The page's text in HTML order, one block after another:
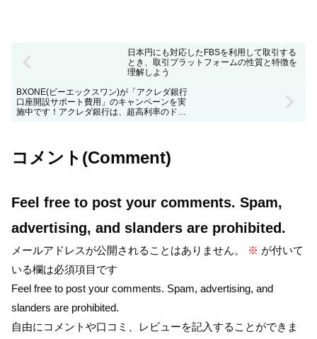
日本円にも対応したFBSを利用して取引する
とき、取引プラットフォームの性質と特徴を
理解しよう
BXONE(ビーエックスワン)が「アクレダ銀行
口座開設サポート費用」のキャンペーンを実
施中です！アクレダ銀行は、超高利率のドル
コメント(Comment)
Feel free to post your comments. Spam,
advertising, and slanders are prohibited.
メールアドレスが公開されることはありません。 ※ が付いて
いる欄は必須項目です
Feel free to post your comments. Spam, advertising, and
slanders are prohibited.
自由にコメントや口コミ、レビューを記入することができま